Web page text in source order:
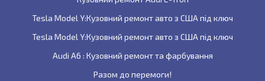
Tesla Model Y:Кузовний ремонт авто з США під ключ
Tesla Model Y:Кузовний ремонт авто з США під ключ
Audi A6 : Кузовний ремонт та фарбування
Разом до перемоги!